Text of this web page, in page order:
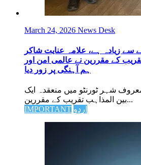
March 24, 2026 News Desk
سے زیادہ ہے، علامہ عنایت شاکر
کے مقررین نے عالمی امن اور
ہم آہنگی پر زور دیا
شہر ٹورنٹو میں منعقدہ ایک
بین المذاہب تقریب کے مقررین...
IMPORTANT اردو